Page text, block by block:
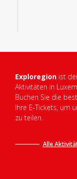
Exploregion ist
Aktivitäten in
Buchen Sie die
Ihre E-Tickets, um
zu teilen.
Alle